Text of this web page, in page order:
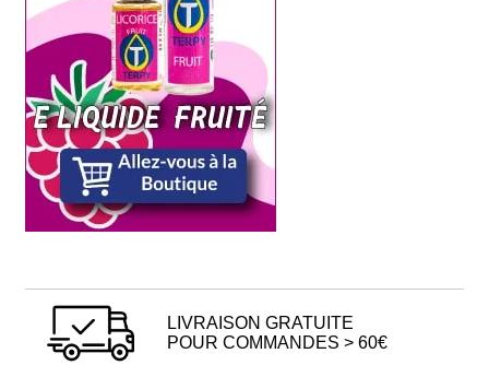
LIVRAISON GRATUITE
POUR COMMANDES > 60€